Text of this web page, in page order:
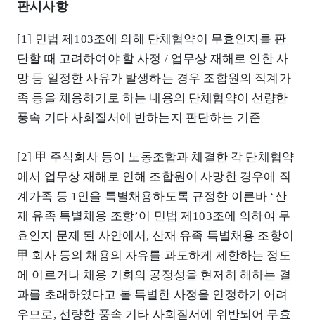
판시사항
[1] 민법 제103조에 의해 단체협약이 무효인지를 판
단할 때 고려하여야 할 사정 / 업무상 재해로 인한 사
망 등 일정한 사유가 발생하는 경우 조합원의 직계가
족 등을 채용하기로 하는 내용의 단체협약이 선량한
풍속 기타 사회질서에 반하는지 판단하는 기준
[2] 甲 주식회사 등이 노동조합과 체결한 각 단체협약
에서 업무상 재해로 인해 조합원이 사망한 경우에 직
계가족 등 1인을 특별채용하도록 규정한 이른바 ‘산
재 유족 특별채용 조항’이 민법 제103조에 의하여 무
효인지 문제 된 사안에서, 산재 유족 특별채용 조항이
甲 회사 등의 채용의 자유를 과도하게 제한하는 정도
에 이르거나 채용 기회의 공정성을 현저히 해하는 결
과를 초래하였다고 볼 특별한 사정을 인정하기 어려
우므로, 선량한 풍속 기타 사회질서에 위반되어 무효